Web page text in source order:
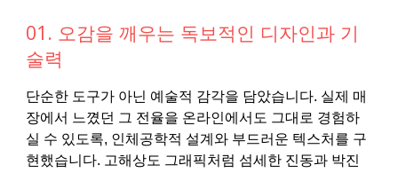
01. 오감을 깨우는 독보적인 디자인과 기
술력
단순한 도구가 아닌 예술적 감각을 담았습니다. 실제 매
장에서 느꼈던 그 전율을 온라인에서도 그대로 경험하
실 수 있도록, 인체공학적 설계와 부드러운 텍스처를 구
현했습니다. 고해상도 그래픽처럼 섬세한 진동과 박진